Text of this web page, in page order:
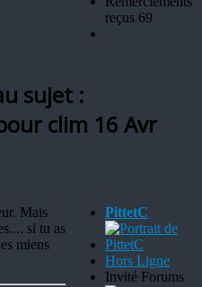
reçus 69
sujet :
clim 16 Avr
Mais
si tu as
miens
PittetC
Hors Ligne
Invité Forums